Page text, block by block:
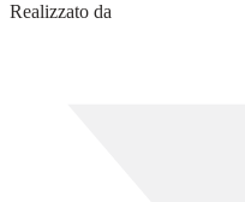
Realizzato da